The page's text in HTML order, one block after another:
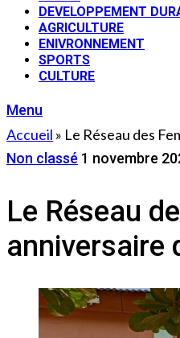
DEVELOPPEMENT
AGRICULTURE
ENIVRONNEMENT
SPORTS
CULTURE
Menu
Accueil » Le Réseau des
Non classé 1 novembre
Le Réseau
anniversaire